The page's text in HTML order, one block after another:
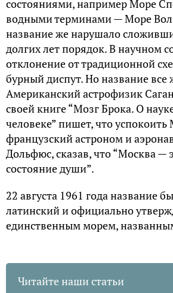
состояниями, например Море
водными терминами — Море
название же нарушало
долгих лет порядок. В научном
отклонение от традиционной
бурный диспут. Но название все
Американский астрофизик
своей книге “Мозг Брока. О
человеке” пишет, что
французский астроном и
Дольфюс, сказав, что “Москва —
состояние души”.
22 августа 1961 года название
латинский и официально
единственным морем,
Читайте наши статьи